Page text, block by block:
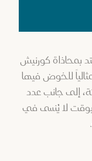
بمحاذاة كورنيش
للخوض فيها
إلى جانب عدد
لا يُنسى في